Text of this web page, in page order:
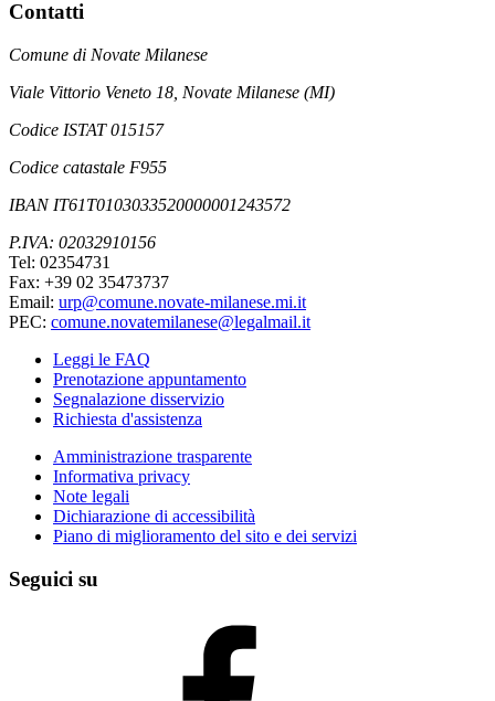
Contatti
Comune di Novate Milanese
Viale Vittorio Veneto 18, Novate Milanese (MI)
Codice ISTAT 015157
Codice catastale F955
IBAN IT61T0103033520000001243572
P.IVA: 02032910156
Tel: 02354731
Fax: +39 02 35473737
Email: urp@comune.novate-milanese.mi.it
PEC: comune.novatemilanese@legalmail.it
Leggi le FAQ
Prenotazione appuntamento
Segnalazione disservizio
Richiesta d'assistenza
Amministrazione trasparente
Informativa privacy
Note legali
Dichiarazione di accessibilità
Piano di miglioramento del sito e dei servizi
Seguici su